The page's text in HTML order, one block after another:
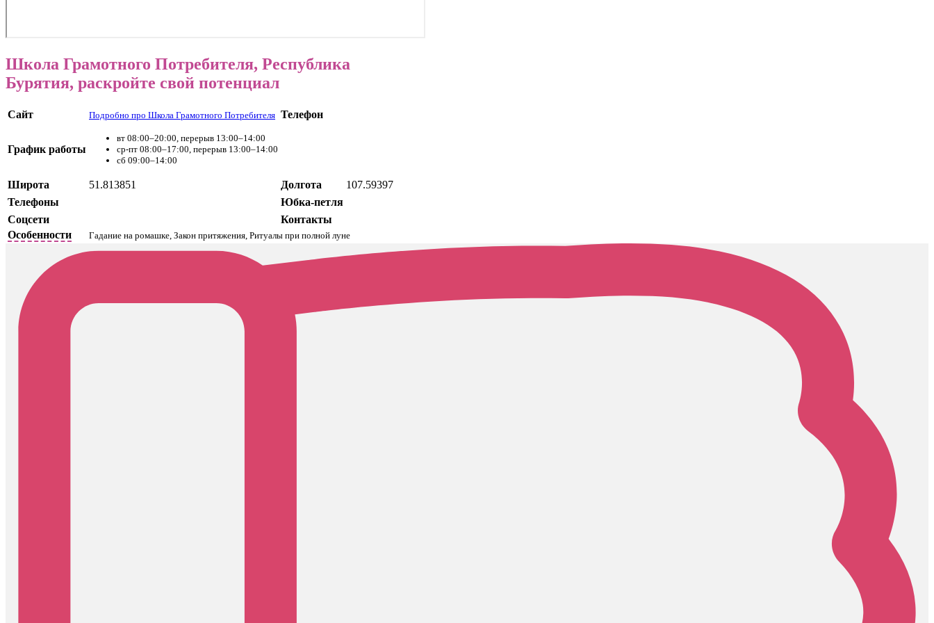
Школа Грамотного Потребителя, Республика
Бурятия, раскройте свой потенциал
Сайт Подробно про Школа Грамотного Потребителя Телефон
График работы
вт 08:00–20:00, перерыв 13:00–14:00
ср-пт 08:00–17:00, перерыв 13:00–14:00
сб 09:00–14:00
Широта 51.813851 Долгота
107.59397
Телефоны
Юбка-петля
Соцсети
Контакты
Особенности
Гадание на ромашке, Закон притяжения, Ритуалы при полной луне